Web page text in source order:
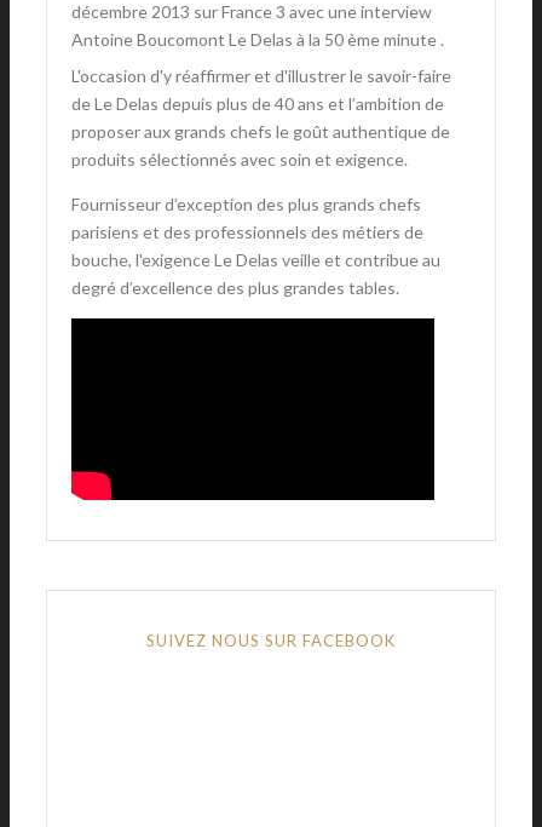
décembre 2013 sur France 3 avec une interview
Antoine Boucomont Le Delas à la 50 ème minute .
L'occasion d'y réaffirmer et d'illustrer le savoir-faire
de Le Delas depuis plus de 40 ans et l’ambition de
proposer aux grands chefs le goût authentique de
produits sélectionnés avec soin et exigence.
Fournisseur d’exception des plus grands chefs
parisiens et des professionnels des métiers de
bouche, l'exigence Le Delas veille et contribue au
degré d’excellence des plus grandes tables.
SUIVEZ NOUS SUR FACEBOOK